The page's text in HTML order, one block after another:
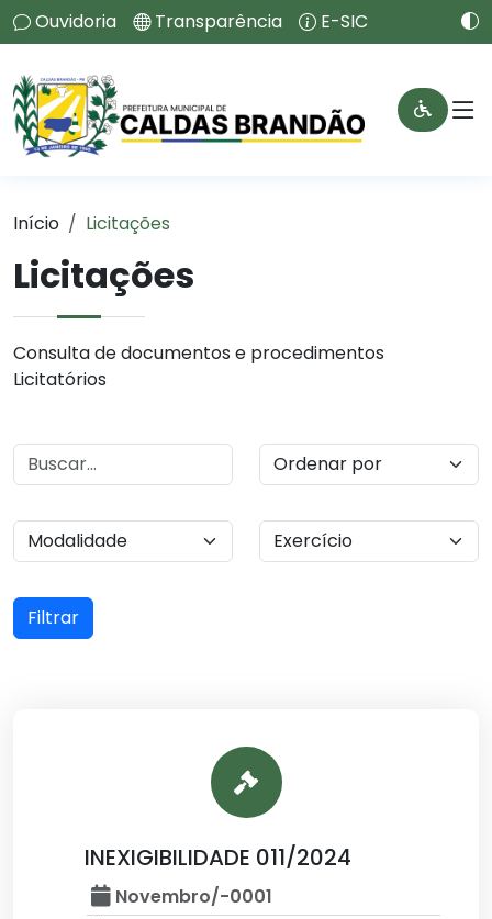
Ouvidoria Transparência E-SIC
Início Licitações
Licitações
Consulta de documentos e procedimentos
Licitatórios
Filtrar
INEXIGIBILIDADE 011/2024
Novembro/-0001